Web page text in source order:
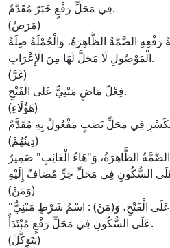
فِي مَحَلِّ رَفْعٍ خَبَرٌ مُقَدَّمٌ.
(مَرَضٌ)
رَفْعِهِ الضَّمَّةُ الظَّاهِرَةُ، وَالْجُمْلَةُ صِلَةُ
الْمَوْصُولِ لَا مَحَلَّ لَهَا مِنَ الْإِعْرَابِ.
(غَرَّ)
فِعْلٌ مَاضٍ مَبْنِيٌّ عَلَى الْفَتْحِ.
(هَؤُلَاءِ)
(دِينُهُمْ)
الظَّاهِرَةُ، وَ"هَاءُ الْغَائِبِ" ضَمِيرٌ
(وَمَنْ)
"
الْفَتْحِ، وَ(مَنْ) : اسْمُ شَرْطٍ مَبْنِيٌّ
عَلَى السُّكُونِ فِي مَحَلِّ رَفْعٍ مُبْتَدَأٌ.
(يَتَوَكَّلْ)